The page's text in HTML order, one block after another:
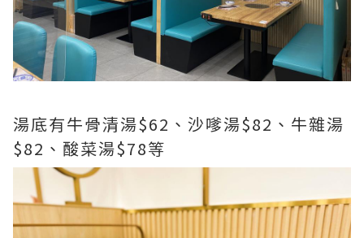
湯底有牛骨清湯$62、沙嗲湯$82、牛雜湯
$82、酸菜湯$78等